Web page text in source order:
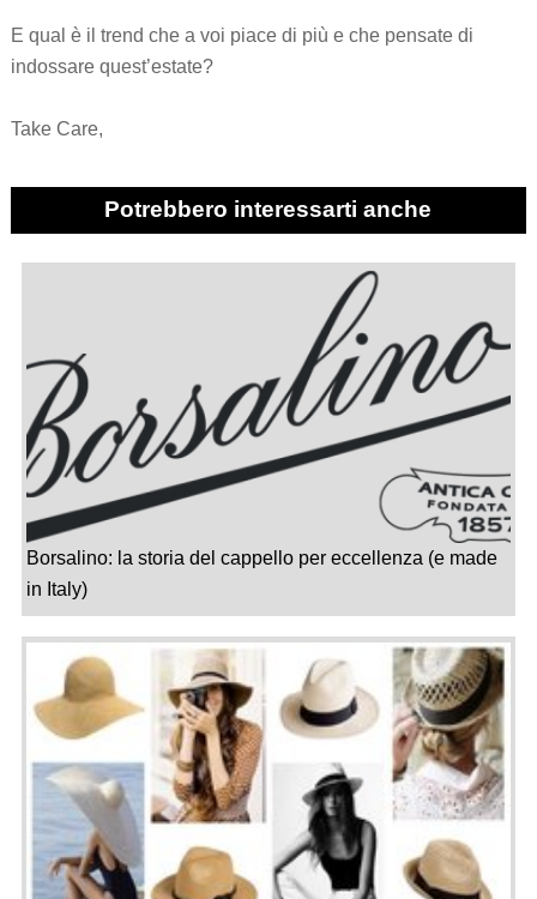
E qual è il trend che a voi piace di più e che pensate di
indossare quest’estate?
Take Care,
Potrebbero interessarti anche
Borsalino: la storia del cappello per eccellenza (e made
in Italy)